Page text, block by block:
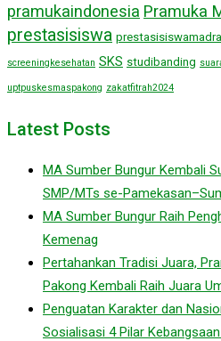
pramukaindonesia Pramuka
prestasisiswa
screeningkesehatan SKS studibanding
uptpuskesmaspakong zakatfitrah2024
Latest Posts
MA Sumber Bungur Kembali
SMP/MTs se-
MA Sumber Bungur Raih
Kemenag
Pertahankan Tradisi Juara,
Pakong Kembali Raih Juara
Penguatan Karakter dan
Sosialisasi 4 Pilar